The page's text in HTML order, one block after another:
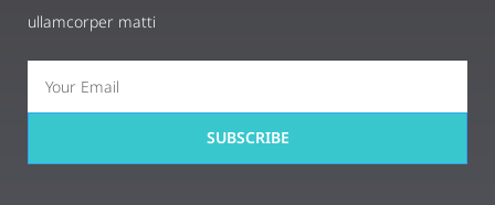
ullamcorper matti
SUBSCRIBE